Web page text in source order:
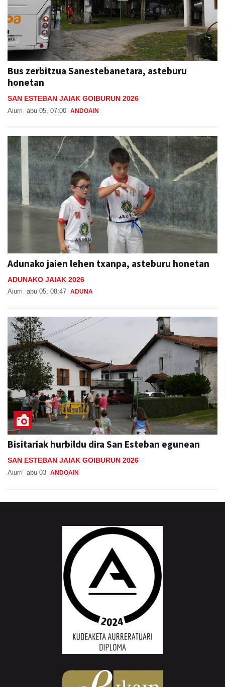
Bus zerbitzua Sanestebanetara, asteburu
honetan
SAN ESTEBAN JAIAK GOIBURUN 2026
Aiurri abu 05, 07:00 ANDOAIN
Adunako jaien lehen txanpa, asteburu honetan
ADUNAKO JAIAK 2026
Aiurri abu 05, 08:47 ADUNA
Bisitariak hurbildu dira San Esteban egunean
SAN ESTEBAN JAIAK GOIBURUN 2026
Aiurri abu 03 ANDOAIN